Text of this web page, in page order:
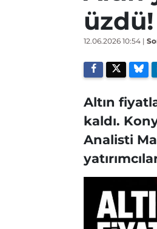
12.06.2026 10:54 |
Altın
kaldı.
Analisti